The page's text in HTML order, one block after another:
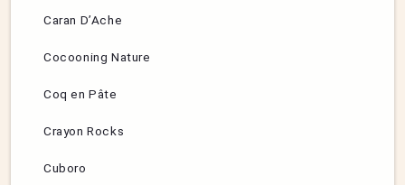
Caran D’Ache
Cocooning Nature
Coq en Pâte
Crayon Rocks
Cuboro